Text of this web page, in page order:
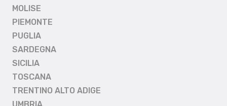
MOLISE
PIEMONTE
PUGLIA
SARDEGNA
SICILIA
TOSCANA
TRENTINO ALTO ADIGE